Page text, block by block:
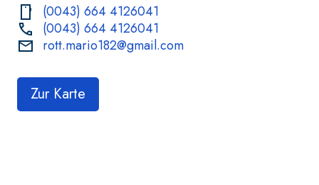
(0043) 664 4126041
(0043) 664 4126041
rott.mario182@gmail.com
Zur Karte